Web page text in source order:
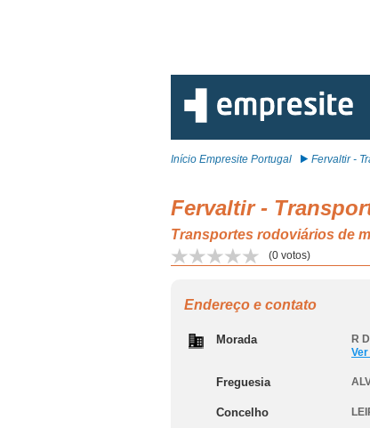
Início Empresite Portugal Fervaltir -
Fervaltir -
Transportes rodoviários de
(0 votos)
Endereço e contato
Morada R
Freguesia
Concelho